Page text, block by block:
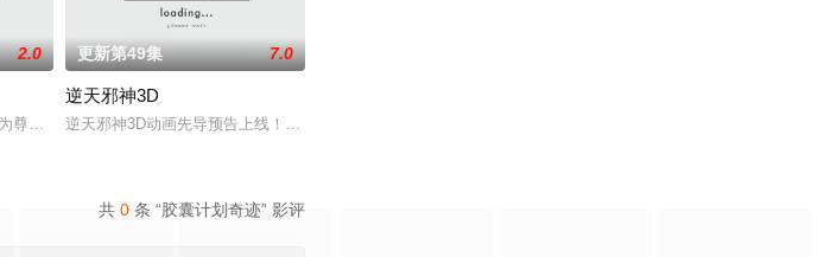
。
奉命成婚。两人在洞房夜发起暗杀，却发现彼此
2.0
尊；双生武脉，再现世间！醉卧美人膝，成就丹道至尊！
更新第49集 7.0
逆天邪神3D
逆天邪神3D动画先导预告上线！掌天毒之珠，承邪神之血，修逆天之力。高能工作室出品，爱奇艺全网独播，
共 0 条 “胶囊计划奇迹” 影评